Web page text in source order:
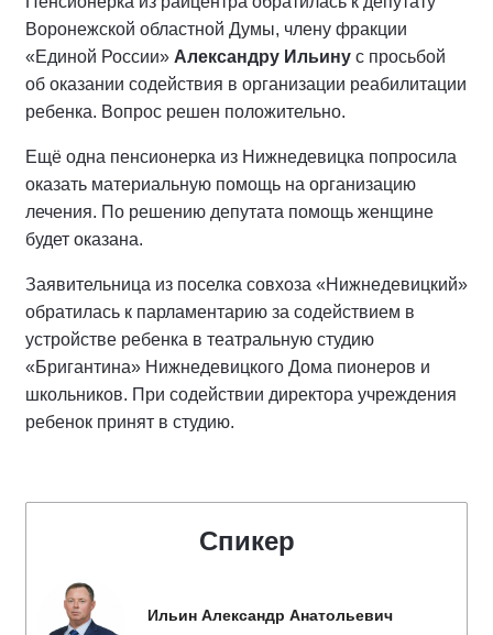
Воронежской областной Думы, члену фракции
«Единой России» Александру Ильину с просьбой
об оказании содействия в организации реабилитации
ребенка. Вопрос решен положительно.
Ещё одна пенсионерка из Нижнедевицка попросила
оказать материальную помощь на организацию
лечения. По решению депутата помощь женщине
будет оказана.
Заявительница из поселка совхоза «Нижнедевицкий»
обратилась к парламентарию за содействием в
устройстве ребенка в театральную студию
«Бригантина» Нижнедевицкого Дома пионеров и
школьников. При содействии директора учреждения
ребенок принят в студию.
Спикер
Ильин Александр Анатольевич